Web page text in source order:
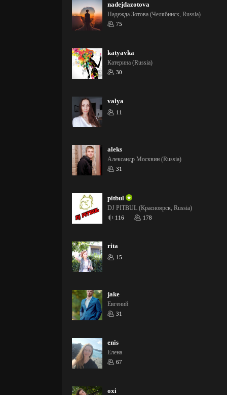
nadejdazotova
Надежда Зотова (Челябинск, Russia)
75
katyavka
Катерина (Russia)
30
valya
11
aleks
Александр Москвин (Russia)
31
pitbul
DJ PITBUL (Красноярск, Russia)
116 178
rita
15
jake
Евгений
31
enis
Елена
67
oxi